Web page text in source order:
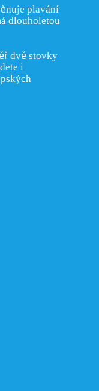
plavání
dlouholetou
dvě stovky
i